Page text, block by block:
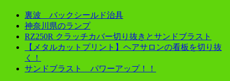
裏波 バックシールド治具
神奈川県のランプ
RZ250R クラッチカバー切り抜きとサンドブラスト
【メタルカットプリント】ヘアサロンの看板を切り抜
く！
サンドブラスト パワーアップ！！